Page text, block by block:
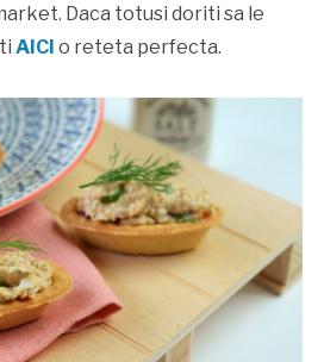
Daca totusi doriti sa le
AICI o reteta perfecta.